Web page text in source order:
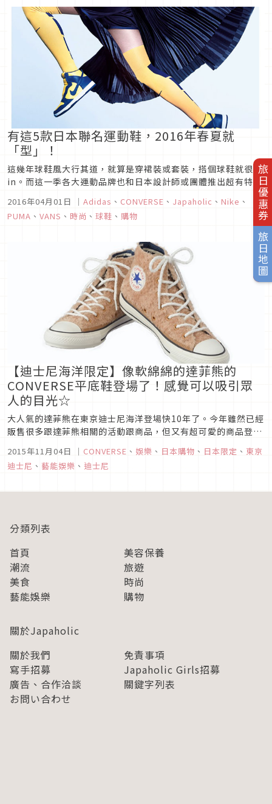
旅日優惠券
旅日地圖
有這5款日本聯名運動鞋，2016年春夏就
「型」！
這幾年球鞋風大行其道，就算是穿裙裝或套裝，搭個球鞋就很
in。而這一季各大運動品牌也和日本設計師或團體推出超有特色
2016年04月01日 ｜ Adidas 、 CONVERSE 、 Japaholic 、 Nike 、
PUMA 、 VANS 、 時尚 、 球鞋 、 購物
【迪士尼海洋限定】像軟綿綿的達菲熊的
CONVERSE平底鞋登場了！感覺可以吸引眾
人的目光☆
大人氣的達菲熊在東京迪士尼海洋登場快10年了。今年雖然已經
販售很多跟達菲熊相關的活動跟商品，但又有超可愛的商品登場
【擁有許多堅持的設計】軟綿綿的材質包覆全體的這雙平底鞋，
不管是顏色或是材質，這設計都能讓人聯想到達菲熊。而且，從
2015年11月04日 ｜ CONVERSE 、 娛樂 、 日本購物 、 日本限定 、 東京
迪士尼 、 藝能娛樂 、 迪士尼
分類列表
首頁
美容保養
潮流
旅遊
美食
時尚
藝能娛樂
購物
關於Japaholic
關於我們
免責事項
寫手招募
Japaholic Girls招募
廣告、合作洽談
關鍵字列表
お問い合わせ